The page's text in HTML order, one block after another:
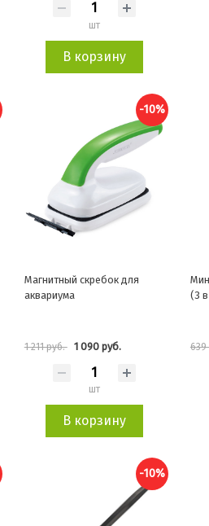
шт
В корзину
-10%
Магнитный скребок для
аквариума
1 211 руб. 1 090 руб.
шт
В корзину
(3 в
-10%